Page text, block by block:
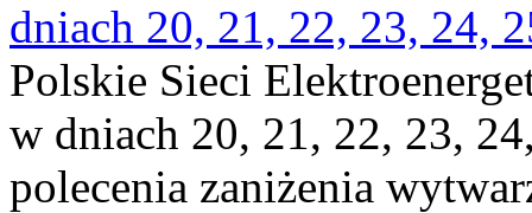
dniach 20, 21, 22, 23, 24,
Polskie Sieci
w dniach 20, 21, 22, 23,
polecenia zaniżenia